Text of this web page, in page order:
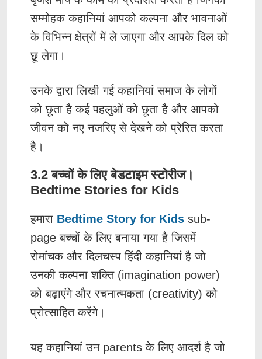
सम्मोहक कहानियां आपको कल्पना और भावनाओं
के विभिन्न क्षेत्रों में ले जाएगा और आपके दिल को
छू लेगा।
उनके द्वारा लिखी गई कहानियां समाज के लोगों
को छूता है कई पहलुओं को छूता है और आपको
जीवन को नए नजरिए से देखने को प्रेरित करता
है।
3.2 बच्‍चों के लिए बेडटाइम स्‍टोरीज।
Bedtime Stories for Kids
हमारा Bedtime Story for Kids sub-
page बच्चों के लिए बनाया गया है जिसमें
रोमांचक और दिलचस्प हिंदी कहानियां है जो
उनकी कल्पना शक्ति (imagination power)
को बढ़ाएंगे और रचनात्मकता (creativity) को
प्रोत्साहित करेंगे।
यह कहानियां उन parents के लिए आदर्श है जो